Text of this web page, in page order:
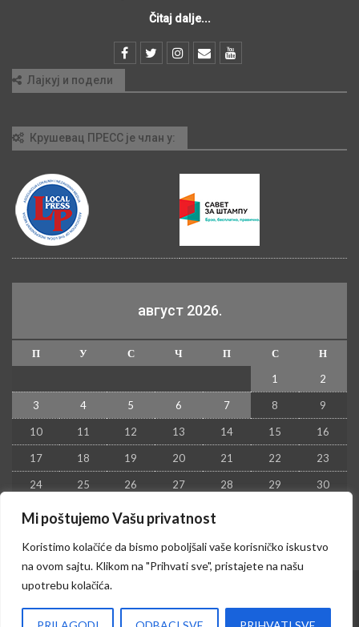
Mi poštujemo Vašu privatnost
Koristimo kolačiće da bismo poboljšali vaše korisničko iskustvo
na ovom sajtu. Klikom na "Prihvati sve", pristajete na našu
upotrebu kolačića.
Čitaj dalje...
Лајкуј и подели
Крушевац ПРЕСС је члан у:
август 2026.
П У С Ч П С
Н
1
2
3 4 5 6 7 8 9
10 11 12 13 14 15 16
17 18 19 20 21 22 23
24 25 26 27 28 29 30
31